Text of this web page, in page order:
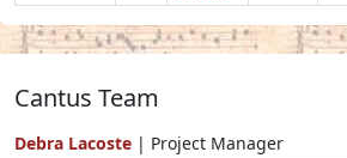
Cantus Team
Debra Lacoste | Project Manager